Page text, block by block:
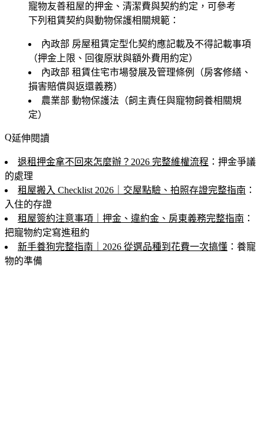
寵物友善租屋的押金、清潔費與契約約定，可參考
下列租賃契約與動物保護相關規範：
內政部 房屋租賃定型化契約應記載及不得記載事項
（押金上限、回復原狀與額外費用約定）
內政部 租賃住宅市場發展及管理條例（房客修繕、
損害賠償與返還義務）
農業部 動物保護法（飼主責任與寵物飼養相關規
定）
延伸閱讀
退租押金拿不回來怎麼辦？2026 完整維權流程 ：押金爭議
的處理
租屋搬入 Checklist 2026｜交屋點驗、拍照存證完整指南 ：
入住的存證
租屋簽約注意事項｜押金、違約金、房東義務完整指南 ：
把寵物約定寫進租約
新手養狗完整指南｜2026 從選品種到花費一次搞懂 ：養寵
物的準備